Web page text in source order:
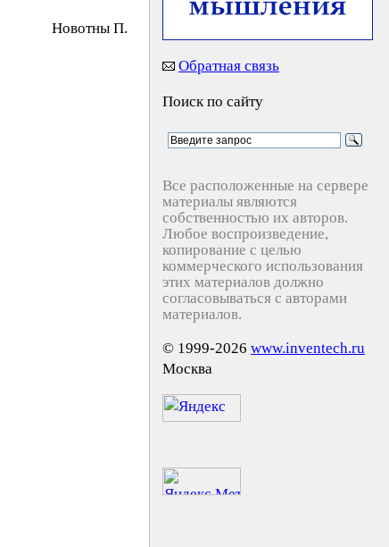
Нoвoтны П.
Обратная связь
Поиск по сайту
Все расположенные на сервере
материалы являются
собственностью их авторов.
Любое воспроизведение,
копирование с целью
коммерческого использования
этих материалов должно
согласовываться с авторами
материалов.
© 1999-2026 www.inventech.ru
Москва